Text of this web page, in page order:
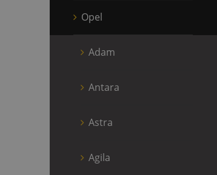
Opel
Adam
Antara
Astra
Agila